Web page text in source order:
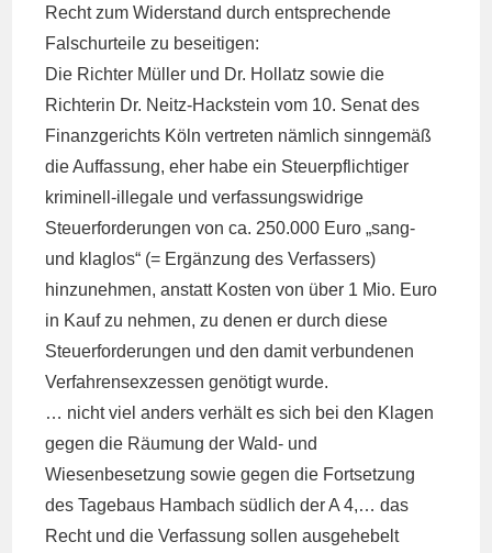
Recht zum Widerstand durch entsprechende
Falschurteile zu beseitigen:
Die Richter Müller und Dr. Hollatz sowie die
Richterin Dr. Neitz-Hackstein vom 10. Senat des
Finanzgerichts Köln vertreten nämlich sinngemäß
die Auffassung, eher habe ein Steuerpflichtiger
kriminell-illegale und verfassungswidrige
Steuerforderungen von ca. 250.000 Euro „sang-
und klaglos“ (= Ergänzung des Verfassers)
hinzunehmen, anstatt Kosten von über 1 Mio. Euro
in Kauf zu nehmen, zu denen er durch diese
Steuerforderungen und den damit verbundenen
Verfahrensexzessen genötigt wurde.
… nicht viel anders verhält es sich bei den Klagen
gegen die Räumung der Wald- und
Wiesenbesetzung sowie gegen die Fortsetzung
des Tagebaus Hambach südlich der A 4,… das
Recht und die Verfassung sollen ausgehebelt